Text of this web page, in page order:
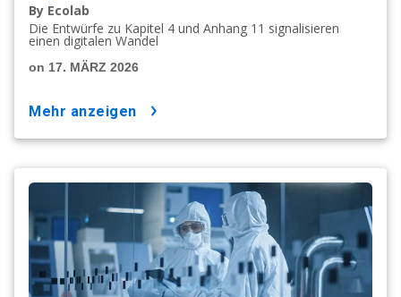
By Ecolab
Die Entwürfe zu Kapitel 4 und Anhang 11 signalisieren
einen digitalen Wandel
on 17. MÄRZ 2026
mehr anzeigen